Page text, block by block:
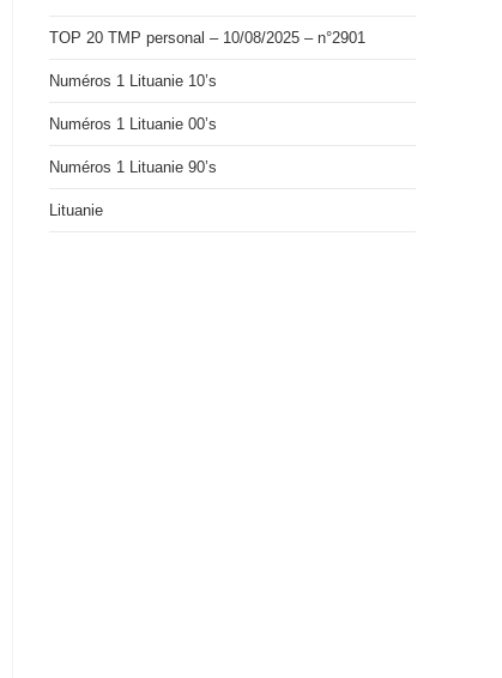
TOP 20 TMP personal – 10/08/2025 – n°2901
Numéros 1 Lituanie 10’s
Numéros 1 Lituanie 00’s
Numéros 1 Lituanie 90’s
Lituanie